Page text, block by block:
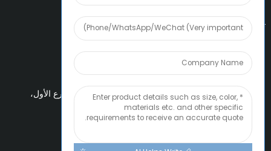
تواصل معنا
بريد إلكتروني:
Boss@amiacero.com
2407A، تشاو تاي فوك فاينانشال
تقاطع سنتر، الشارع الأول،
وطريق شينتشنغ الغربي، تيدا، تيانجين، الصين